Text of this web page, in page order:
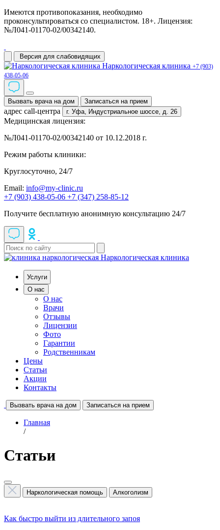
Имеются противопоказания, необходимо
проконсультироваться со специалистом. 18+. Лицензия:
№Л041-01170-02/00342140.
Версия для слабовидящих
Наркологическая клиника +7 (903)
438-05-06
Вызвать врача на дом Записаться на прием
адрес call-центра г. Уфа, Индустриальное шоссе, д. 26
Медицинская лицензия:
№Л041-01170-02/00342140 от 10.12.2018 г.
Режим работы клиники:
Круглосуточно, 24/7
Email: info@my-clinic.ru
+7 (903) 438-05-06 +7 (347) 258-85-12
Получите бесплатную анонимную консультацию 24/7
Наркологическая клиника
Услуги
О нас
О нас
Врачи
Отзывы
Лицензии
Фото
Гарантии
Родственникам
Цены
Статьи
Акции
Контакты
Вызвать врача на дом Записаться на прием
Главная
/
Статьи
Наркологическая помощь Алкоголизм
Как быстро выйти из длительного запоя